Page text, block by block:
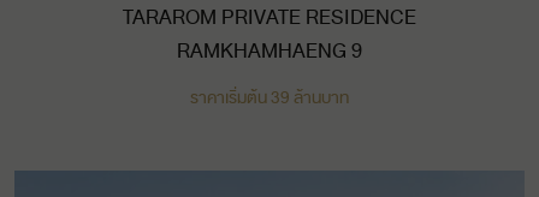
TARAROM PRIVATE RESIDENCE
RAMKHAMHAENG 9
ราคาเริ่มต้น 39 ล้านบาท